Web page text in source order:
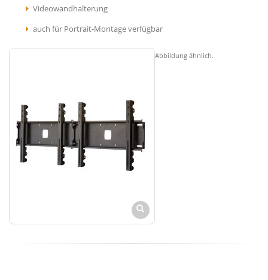
Videowandhalterung
auch für Portrait-Montage verfügbar
Abbildung ähnlich.